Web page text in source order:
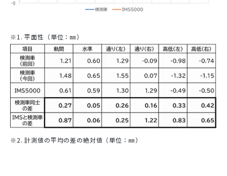
※1. 平面性（単位：㎜）
※2. 計測値の平均の差の絶対値（単位：㎜）